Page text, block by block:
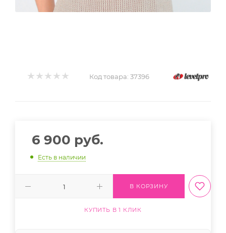
Код товара: 37396
6 900 руб.
Есть в наличии
В КОРЗИНУ
КУПИТЬ В 1 КЛИК